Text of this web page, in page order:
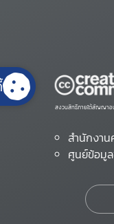
สงวนสิทธิ์ภายใต้สัญญาอ
สำนักงา
ศูนย์ข้อมูล